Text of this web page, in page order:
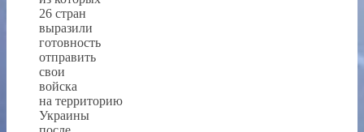
26 стран
выразили
готовность
отправить
свои
войска
на территорию
Украины